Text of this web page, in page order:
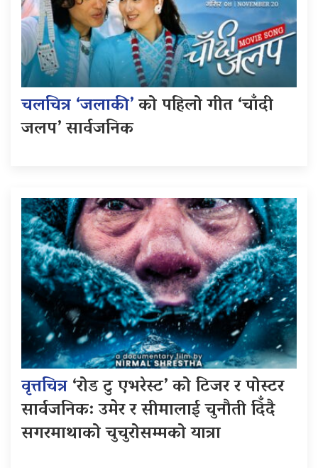
चलचित्र ‘जलाकी’को पहिलो गीत ‘चाँदी
जलप’ सार्वजनिक
वृत्तचित्र‘रोड टु एभरेस्ट’ को टिजर र पोस्टर
सार्वजनिक: उमेर र सीमालाई चुनौती दिँदै
सगरमाथाको चुचुरोसम्मको यात्रा